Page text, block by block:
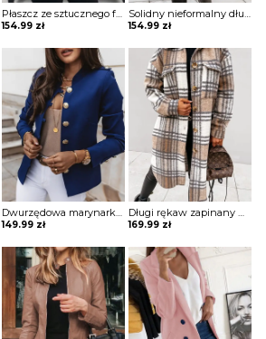
Płaszcz ze sztucznego futra z kieszeniami na suwak kurtka Resmie
154.99 zł
Solidny nieformalny długi płaszcz z kieszeniami zapinany na guziki kurtka Annagret
154.99 zł
Dwurzędowa marynarka z długim rękawem kurtka Gysele
149.99 zł
Długi rękaw zapinany na guziki jednorzędowy krata kratka wzór kieszenie dluższy midi jesień płaszcz Sibille
169.99 zł